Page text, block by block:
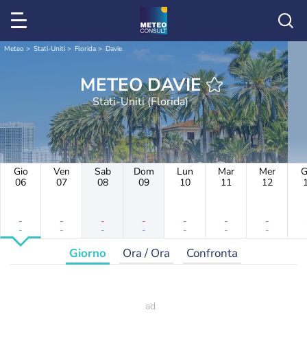
Meteo Stati-Uniti Florida Davie
METEO DAVIE
Stati-Uniti (Florida)
Gio
06
-
-
Ven
07
-
-
Sab
08
-
-
Dom
09
-
-
Lun
10
-
-
Mar
11
-
-
Mer
12
-
-
Giorno Ora / Ora Confronta